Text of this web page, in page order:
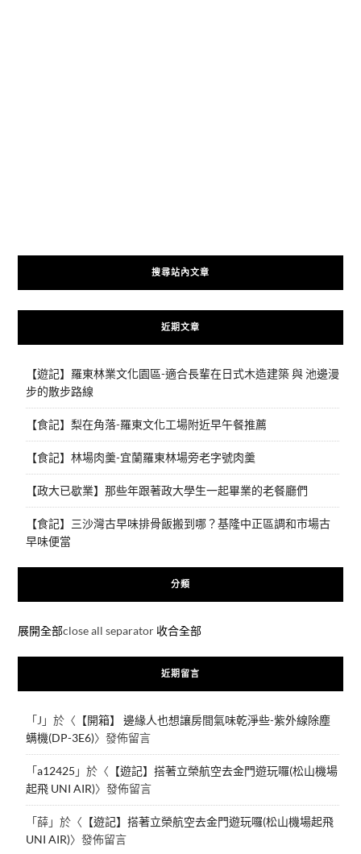
搜尋站內文章
近期文章
【遊記】羅東林業文化園區-適合長輩在日式木造建築 與 池邊漫
步的散步路線
【食記】梨在角落-羅東文化工場附近早午餐推薦
【食記】林場肉羹-宜蘭羅東林場旁老字號肉羹
【政大已歇業】那些年跟著政大學生一起畢業的老餐廳們
【食記】三沙灣古早味排骨飯搬到哪？基隆中正區調和市場古
早味便當
分類
展開全部close all separator 收合全部
近期留言
「J 」於〈 【開箱】 邊緣人也想讓房間氣味乾淨些-紫外線除塵
螨機(DP-3E6)〉發佈留言
「a12425 」於〈 【遊記】搭著立榮航空去金門遊玩囉(松山機場
起飛 UNI AIR)〉發佈留言
「薛」於〈 【遊記】搭著立榮航空去金門遊玩囉(松山機場起飛
UNI AIR)〉發佈留言